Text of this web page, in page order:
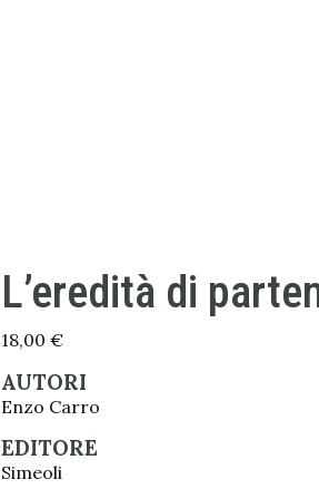
L’eredità di
18,00 €
AUTORI
Enzo Carro
EDITORE
Simeoli